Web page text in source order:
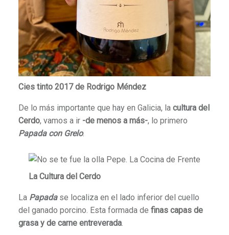
Cies tinto 2017 de Rodrigo Méndez
De lo más importante que hay en Galicia, lacultura del
Cerdo, vamos a ir -de menos a más-, lo primero
Papada con Grelo.
La Cultura del Cerdo
LaPapadase localiza en el lado inferior del cuello
del ganado porcino. Esta formada de finas capas de
grasa y de carne entreverada.